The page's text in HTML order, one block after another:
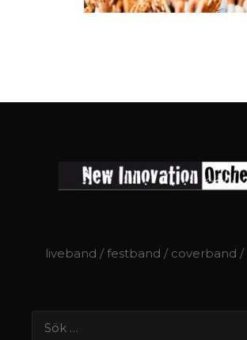
liveband / festband / coverband